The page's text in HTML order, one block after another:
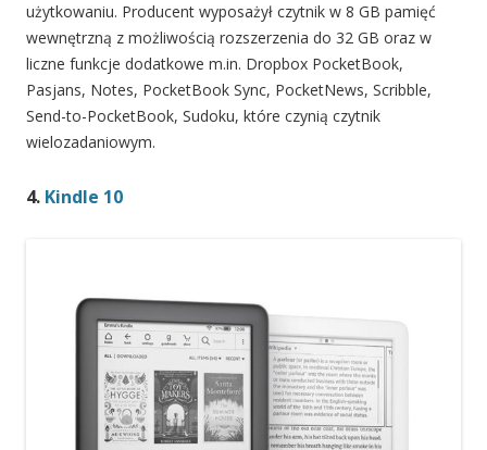
użytkowaniu. Producent wyposażył czytnik w 8 GB pamięć
wewnętrzną z możliwością rozszerzenia do 32 GB oraz w
liczne funkcje dodatkowe m.in. Dropbox PocketBook,
Pasjans, Notes, PocketBook Sync, PocketNews, Scribble,
Send-to-PocketBook, Sudoku, które czynią czytnik
wielozadaniowym.
4. Kindle 10